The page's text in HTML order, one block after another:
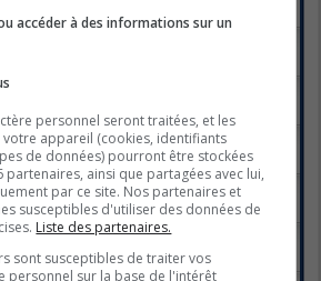
n'est pas responsable...
inscrits!
le contenu
par Kat «mar. août 09, 2005 6:36 pm
parKat«mar. août 09, 2005 6:33 pm
et Images
parKat «mar. août 09, 2005 6:24 pm
accéder à des informations sur un
personnel seront traitées, et les
appareil (cookies, identifiants
de données) pourront être stockées
partenaires, ainsi que partagées avec lui,
par ce site. Nos partenaires et
susceptibles d'utiliser des données de
Liste des partenaires.
sont susceptibles de traiter vos
personnel sur la base de l'intérêt